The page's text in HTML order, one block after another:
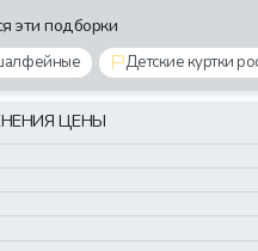
эти подборки
Детские куртки
ЦЕНЫ